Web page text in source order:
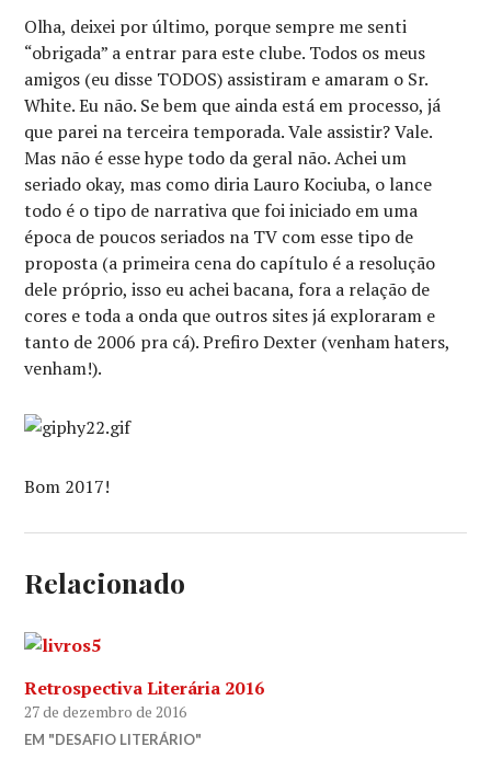
Olha, deixei por último, porque sempre me senti
“obrigada” a entrar para este clube. Todos os meus
amigos (eu disse TODOS) assistiram e amaram o Sr.
White. Eu não. Se bem que ainda está em processo, já
que parei na terceira temporada. Vale assistir? Vale.
Mas não é esse hype todo da geral não. Achei um
seriado okay, mas como diria Lauro Kociuba, o lance
todo é o tipo de narrativa que foi iniciado em uma
época de poucos seriados na TV com esse tipo de
proposta (a primeira cena do capítulo é a resolução
dele próprio, isso eu achei bacana, fora a relação de
cores e toda a onda que outros sites já exploraram e
tanto de 2006 pra cá). Prefiro Dexter (venham haters,
venham!).
Bom 2017!
Relacionado
Retrospectiva Literária 2016
27 de dezembro de 2016
EM "DESAFIO LITERÁRIO"